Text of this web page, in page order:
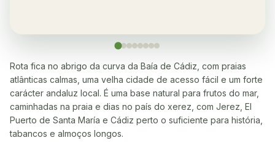
✓ Máquina de lavar roupa
✓ Máquina de lavar loiça
Sim
✓ Micro-ondas
Rota fica no abrigo da curva da Baía de Cádiz, com praias
atlânticas calmas, uma velha cidade de acesso fácil e um forte
carácter andaluz local. É uma base natural para frutos do mar,
caminhadas na praia e dias no país do xerez, com Jerez, El
Puerto de Santa María e Cádiz perto o suficiente para história,
tabancos e almoços longos.